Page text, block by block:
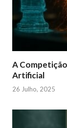
A
Artificial
26 Julho, 2025